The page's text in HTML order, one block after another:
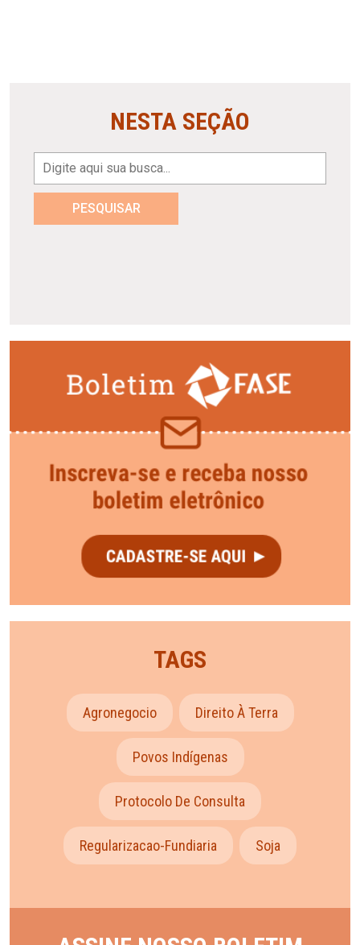
NESTA SEÇÃO
PESQUISAR
TAGS
Agronegocio Direito À Terra
Povos Indígenas
Protocolo De Consulta
Regularizacao-Fundiaria Soja